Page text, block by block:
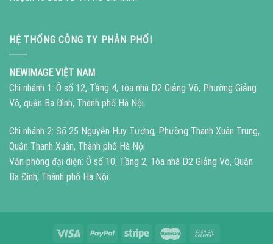
HỆ THỐNG CÔNG TY PHÂN PHỐI
NEWIMAGE VIỆT NAM
Chi nhánh 1: Ô số 12, Tầng 4, tòa nhà D2 Giảng Võ, Phường Giảng
Võ, quận Ba Đình, Thành phố Hà Nội.
Chi nhánh 2: Số 25 Nguyễn Huy Tưởng, Phường Thanh Xuân Trung,
Quận Thanh Xuân, Thành phố Hà Nội.
Văn phòng đại diện: Ô số 10, Tầng 2, Tòa nhà D2 Giảng Võ, Quận
Ba Đình, Thành phố Hà Nội.